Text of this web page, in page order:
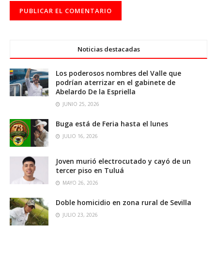
Noticias destacadas
Los poderosos nombres del Valle que
podrían aterrizar en el gabinete de
Abelardo De la Espriella
JUNIO 25, 2026
Buga está de Feria hasta el lunes
JULIO 16, 2026
Joven murió electrocutado y cayó de un
tercer piso en Tuluá
MAYO 26, 2026
Doble homicidio en zona rural de Sevilla
JULIO 23, 2026